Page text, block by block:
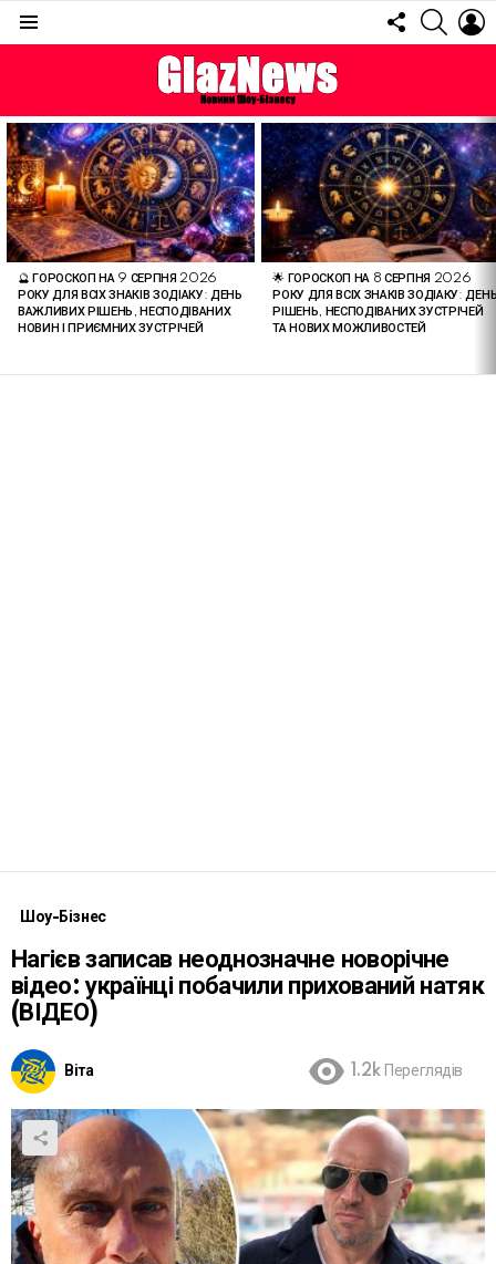
FOLLOW
US
ОСТАННІ
СТАТТІ
🔮 ГОРОСКОП НА 9 СЕРПНЯ 2026
РОКУ ДЛЯ ВСІХ ЗНАКІВ ЗОДІАКУ: ДЕНЬ
ВАЖЛИВИХ РІШЕНЬ, НЕСПОДІВАНИХ
НОВИН І ПРИЄМНИХ ЗУСТРІЧЕЙ
🌟 ГОРОСКОП НА 8 СЕРПНЯ 2026
РОКУ ДЛЯ ВСІХ ЗНАКІВ ЗОДІАКУ:
РІШЕНЬ, НЕСПОДІВАНИХ ЗУСТРІЧЕЙ
ТА НОВИХ МОЖЛИВОСТЕЙ
Шоу-Бізнес
Нагієв записав неоднозначне новорічне
відео: українці побачили прихований натяк
(ВІДЕО)
Віта 1.2k Переглядів